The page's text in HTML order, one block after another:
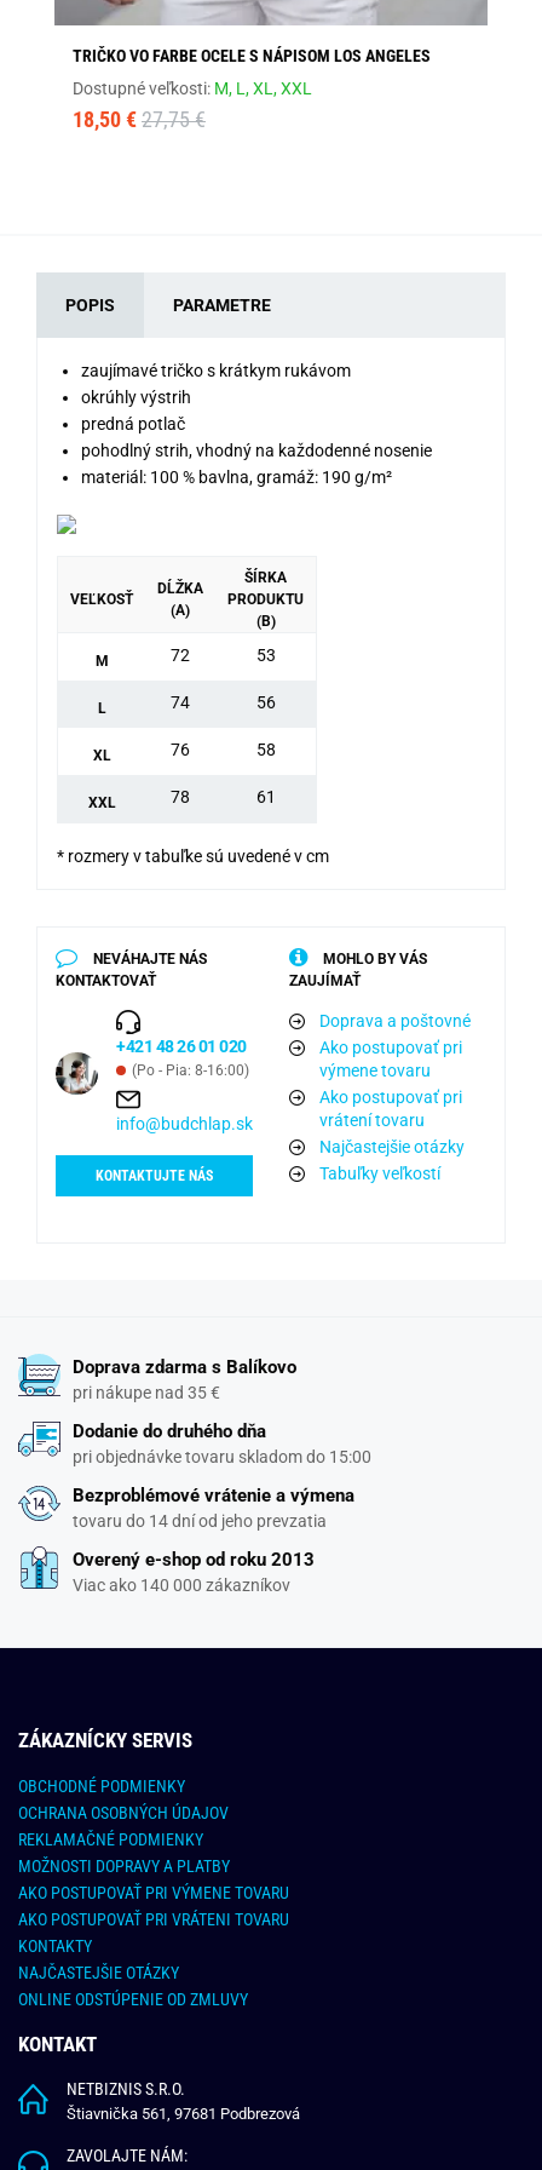
TRIČKO VO FARBE OCELE S NÁPISOM LOS ANGELES
Dostupné veľkosti: M, L,XL,XXL
18,50 € 27,75 €
POPIS PARAMETRE
zaujímavé tričko s krátkym rukávom
okrúhly výstrih
predná potlač
pohodlný strih, vhodný na každodenné nosenie
materiál: 100 % bavlna, gramáž: 190 g/m²
VEĽKOSŤ
DĹŽKA
(A)
ŠÍRKA
PRODUKTU
(B)
M 72 53
L 74 56
XL 76 58
XXL 78 61
* rozmery v tabuľke sú uvedené v cm
NEVÁHAJTE NÁS
KONTAKTOVAŤ
+421 48 26 01 020
(Po - Pia: 8-16:00)
info@budchlap.sk
KONTAKTUJTE NÁS
MOHLO BY VÁS
ZAUJÍMAŤ
Doprava a poštovné
Ako postupovať pri
výmene tovaru
Ako postupovať pri
vrátení tovaru
Najčastejšie otázky
Tabuľky veľkostí
Doprava zdarma s Balíkovo
pri nákupe nad 35 €
Dodanie do druhého dňa
pri objednávke tovaru skladom do 15:00
Bezproblémové vrátenie a výmena
tovaru do 14 dní od jeho prevzatia
Overený e-shop od roku 2013
Viac ako 140 000 zákazníkov
ZÁKAZNÍCKY SERVIS
OBCHODNÉ PODMIENKY
OCHRANA OSOBNÝCH ÚDAJOV
REKLAMAČNÉ PODMIENKY
MOŽNOSTI DOPRAVY A PLATBY
AKO POSTUPOVAŤ PRI VÝMENE TOVARU
AKO POSTUPOVAŤ PRI VRÁTENI TOVARU
KONTAKTY
NAJČASTEJŠIE OTÁZKY
ONLINE ODSTÚPENIE OD ZMLUVY
KONTAKT
NETBIZNIS S.R.O.
Štiavnička 561, 97681 Podbrezová
ZAVOLAJTE NÁM: